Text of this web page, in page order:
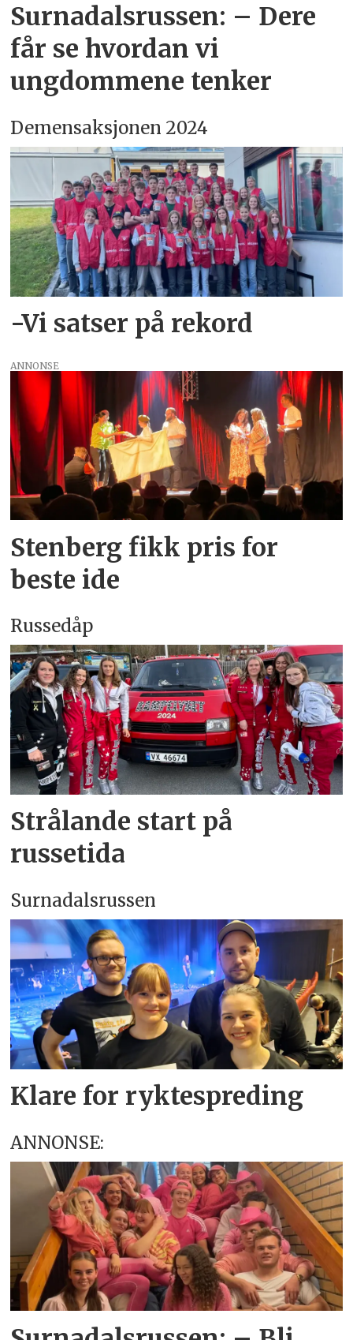
Surnadalsrussen: – Dere
får se hvordan vi
ungdommene tenker
Demensaksjonen 2024
-Vi satser på rekord
ANNONSE
Stenberg fikk pris for
beste ide
Russedåp
Strålande start på
russetida
Surnadalsrussen
Klare for ryktespreding
ANNONSE: